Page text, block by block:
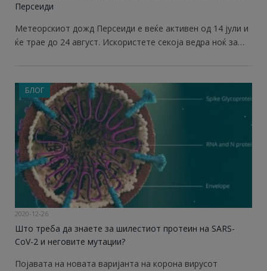
Персеиди
Метеорскиот дожд Персеиди е веќе активен од 14 јули и
ќе трае до 24 август. Искористете секоја ведра ноќ за…
БЛОГ
2020-12-26
Што треба да знаете за шилестиот протеин на SARS-
CoV-2 и неговите мутации?
Појавата на новата варијанта на корона вирусот